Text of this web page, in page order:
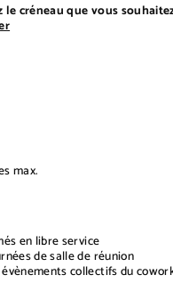
le créneau que vous
max.
en libre service
de salle de réunion
collectifs du